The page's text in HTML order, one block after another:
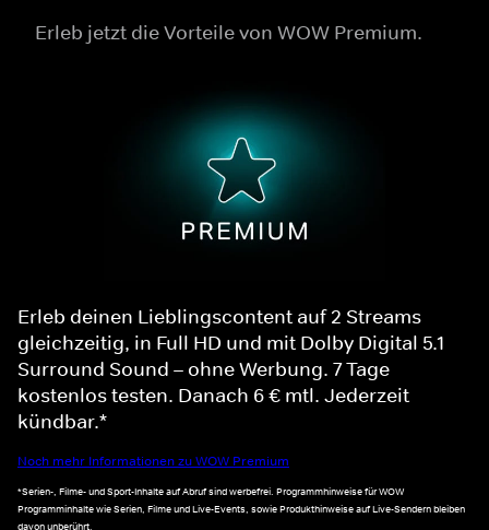
Erleb jetzt die Vorteile von WOW Premium.
Erleb deinen Lieblingscontent auf 2 Streams
gleichzeitig, in Full HD und mit Dolby Digital 5.1
Surround Sound – ohne Werbung. 7 Tage
kostenlos testen. Danach 6 € mtl. Jederzeit
kündbar.*
Noch mehr Informationen zu WOW Premium
*Serien-, Filme- und Sport-Inhalte auf Abruf sind werbefrei. Programmhinweise für WOW
Programminhalte wie Serien, Filme und Live-Events, sowie Produkthinweise auf Live-Sendern bleiben
davon unberührt.